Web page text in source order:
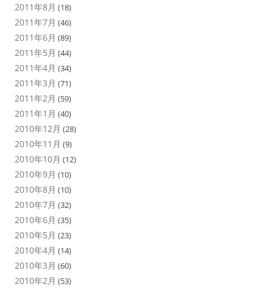
2011年8月 (18)
2011年7月 (46)
2011年6月 (89)
2011年5月 (44)
2011年4月 (34)
2011年3月 (71)
2011年2月 (59)
2011年1月 (40)
2010年12月 (28)
2010年11月 (9)
2010年10月 (12)
2010年9月 (10)
2010年8月 (10)
2010年7月 (32)
2010年6月 (35)
2010年5月 (23)
2010年4月 (14)
2010年3月 (60)
2010年2月 (53)